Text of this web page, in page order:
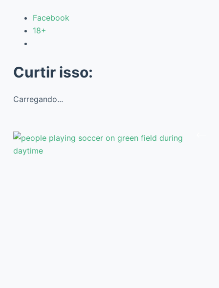
Facebook
18+
Curtir isso:
Carregando...